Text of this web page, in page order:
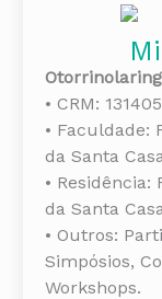
• CRM:
• Faculdade:
da Santa
•
da Santa
• Outros:
Simpósios,
Workshops.